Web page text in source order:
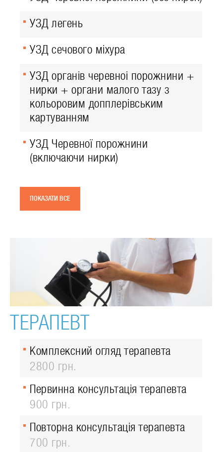
УЗД легень
УЗД сечового міхура
УЗД органів черевноі порожнини +
нирки + органи малого тазу з
кольоровим допплерівським
картуванням
УЗД Черевної порожнини
(включаючи нирки)
ПОКАЗАТИ ВСЕ
ТЕРАПЕВТ
Комплексний огляд терапевта
2800 грн.
Первинна консультація терапевта
900 грн.
Повторна консультація терапевта
700 грн.